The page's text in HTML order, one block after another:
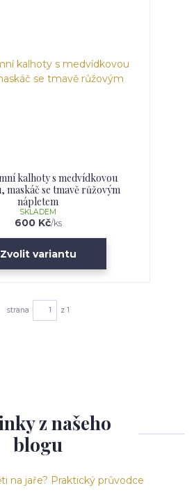
kalhoty s medvídkovou
maskáč se tmavě růžovým
nápletem
600 Kč/ks
SKLADEM
Zvolit variantu
strana z 1
z našeho
blogu